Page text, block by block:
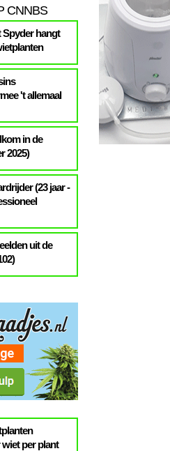
CNNBS
hangt
't allemaal
in de
2025)
(23 jaar -
uit de
per plant